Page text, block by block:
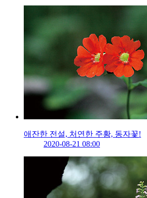
애잔한 전설, 처연한 주황, 동자꽃!
2020-08-21 08:00